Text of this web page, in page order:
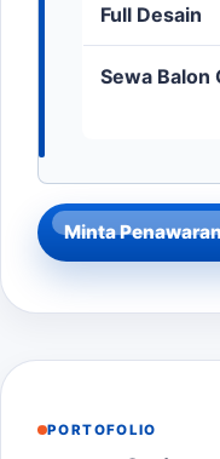
Full Desain
Sewa Balon
Minta
PORTOFOLIO